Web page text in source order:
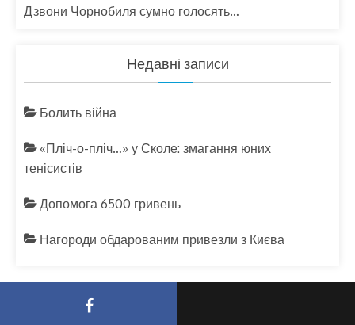
Дзвони Чорнобиля сумно голосять…
Недавні записи
Болить війна
«Пліч-о-пліч…» у Сколе: змагання юних
тенісистів
Допомога 6500 гривень
Нагороди обдарованим привезли з Києва